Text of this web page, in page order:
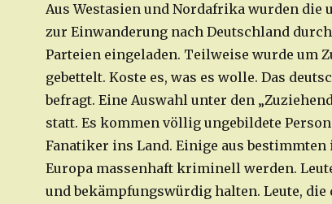
Aus Westasien und Nordafrika wurden die
zur Einwanderung nach Deutschland
Parteien eingeladen. Teilweise wurde um
gebettelt. Koste es, was es wolle. Das
befragt. Eine Auswahl unter den
statt. Es kommen völlig ungebildete
Fanatiker ins Land. Einige aus
Europa massenhaft kriminell werden.
und bekämpfungswürdig halten. Leute,